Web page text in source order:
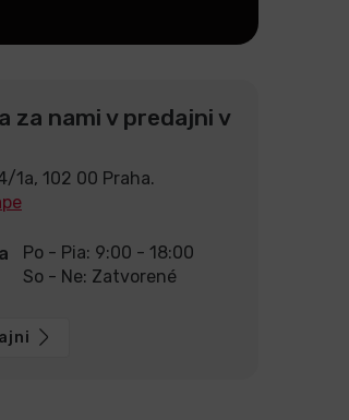
za nami v predajni v
1a, 102 00 Praha.
Po - Pia: 9:00 - 18:00
So - Ne: Zatvorené